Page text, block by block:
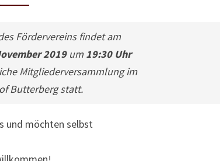
Fördervereins findet am
2019 um 19:30 Uhr
Mitgliederversammlung im
Butterberg statt.
und möchten selbst